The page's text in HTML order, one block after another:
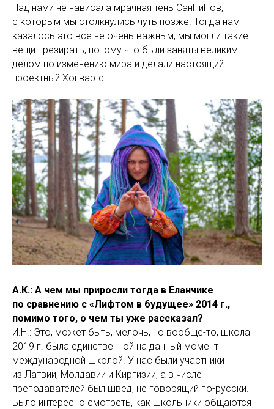
Над нами не нависала мрачная тень СанПиНов,
с которым мы столкнулись чуть позже. Тогда нам
казалось это все не очень важным, мы могли такие
вещи презирать, потому что были заняты великим
делом по изменению мира и делали настоящий
проектный Хогвартс.
А.К.: А чем мы приросли тогда в Еланчике
по сравнению с «Лифтом в будущее» 2014 г.,
помимо того, о чем ты уже рассказал?
И.Н.: Это, может быть, мелочь, но вообще-то, школа
2019 г. была единственной на данный момент
международной школой. У нас были участники
из Латвии, Молдавии и Киргизии, а в числе
преподавателей был швед, не говорящий по-русски.
Было интересно смотреть, как школьники общаются